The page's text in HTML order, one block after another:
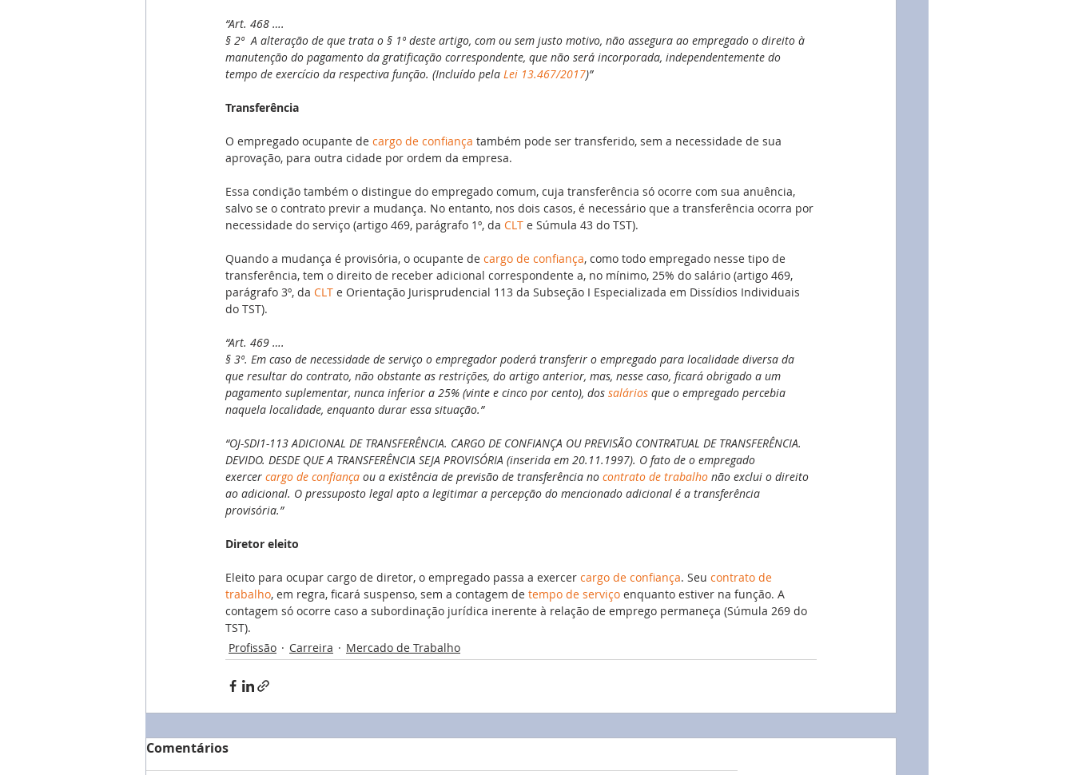
“Art. 468 ….
§ 2º  A alteração de que trata o § 1º deste artigo, com ou sem justo motivo, não assegura ao empregado o direito à
manutenção do pagamento da gratificação correspondente, que não será incorporada, independentemente do
tempo de exercício da respectiva função. (Incluído pela Lei 13.467/2017)”
Transferência
O empregado ocupante de cargo de confiança também pode ser transferido, sem a necessidade de sua
aprovação, para outra cidade por ordem da empresa.
Essa condição também o distingue do empregado comum, cuja transferência só ocorre com sua anuência,
salvo se o contrato previr a mudança. No entanto, nos dois casos, é necessário que a transferência ocorra por
necessidade do serviço (artigo 469, parágrafo 1º, da CLT e Súmula 43 do TST).
Quando a mudança é provisória, o ocupante de cargo de confiança, como todo empregado nesse tipo de
transferência, tem o direito de receber adicional correspondente a, no mínimo, 25% do salário (artigo 469,
parágrafo 3º, da CLT e Orientação Jurisprudencial 113 da Subseção I Especializada em Dissídios Individuais
do TST).
“Art. 469 ….
§ 3º. Em caso de necessidade de serviço o empregador poderá transferir o empregado para localidade diversa da
que resultar do contrato, não obstante as restrições, do artigo anterior, mas, nesse caso, ficará obrigado a um
pagamento suplementar, nunca inferior a 25% (vinte e cinco por cento), dos salários que o empregado percebia
naquela localidade, enquanto durar essa situação.”
“OJ-SDI1-113 ADICIONAL DE TRANSFERÊNCIA. CARGO DE CONFIANÇA OU PREVISÃO CONTRATUAL DE TRANSFERÊNCIA.
DEVIDO. DESDE QUE A TRANSFERÊNCIA SEJA PROVISÓRIA (inserida em 20.11.1997). O fato de o empregado
exercer cargo de confiança ou a existência de previsão de transferência no contrato de trabalho não exclui o direito
ao adicional. O pressuposto legal apto a legitimar a percepção do mencionado adicional é a transferência
provisória.”
Diretor eleito
Eleito para ocupar cargo de diretor, o empregado passa a exercer cargo de confiança. Seu contrato de
trabalho, em regra, ficará suspenso, sem a contagem de tempo de serviço enquanto estiver na função. A
contagem só ocorre caso a subordinação jurídica inerente à relação de emprego permaneça (Súmula 269 do
TST).
Profissão
Carreira Mercado de Trabalho
Comentários